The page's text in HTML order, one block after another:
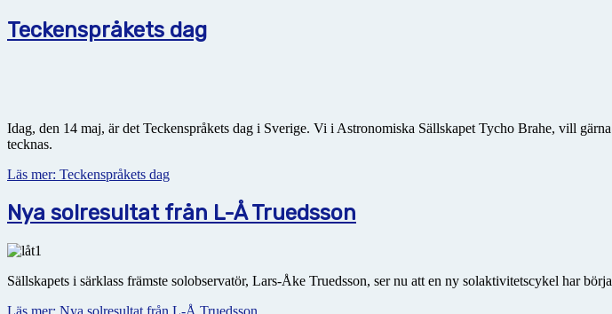
Teckenspråkets dag
Idag, den 14 maj, är det Teckenspråkets dag i Sverige. Vi i Astronomiska Sällskapet Tycho Brahe, vill
tecknas.
Läs mer: Teckenspråkets dag
Nya solresultat från L-Å Truedsson
Sällskapets i särklass främste solobservatör, Lars-Åke Truedsson, ser nu att en ny solaktivitetscykel har
Läs mer: Nya solresultat från L-Å Truedsson